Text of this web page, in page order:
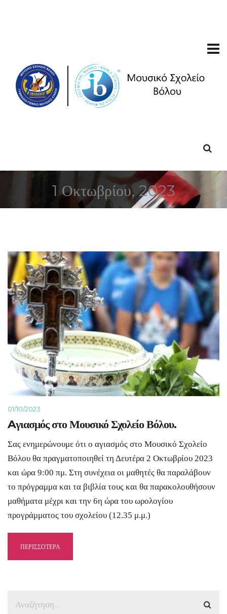
1 Οκτωβρίου, 2023
01/10/2023
Aγιασμός στο Μουσικό Σχολείο Βόλου.
Σας ενημερώνουμε ότι ο αγιασμός στο Μουσικό Σχολείο
Βόλου θα πραγματοποιηθεί τη Δευτέρα 2 Οκτωβρίου 2023
και ώρα 9:00 πμ. Στη συνέχεια οι μαθητές θα παραλάβουν
το πρόγραμμα και τα βιβλία τους και θα παρακολουθήσουν
μαθήματα μέχρι και την 6η ώρα του ωρολογίου
προγράμματος του σχολείου (12.35 μ.μ.)
ΠΕΡΙΣΣΟΤΕΡΑ